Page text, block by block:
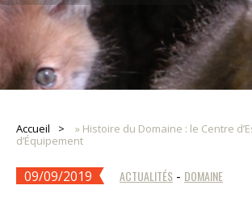
Accueil » Histoire du Domaine : le Centre
d’Équipement
09/09/2019 ACTUALITÉS - DOMAINE